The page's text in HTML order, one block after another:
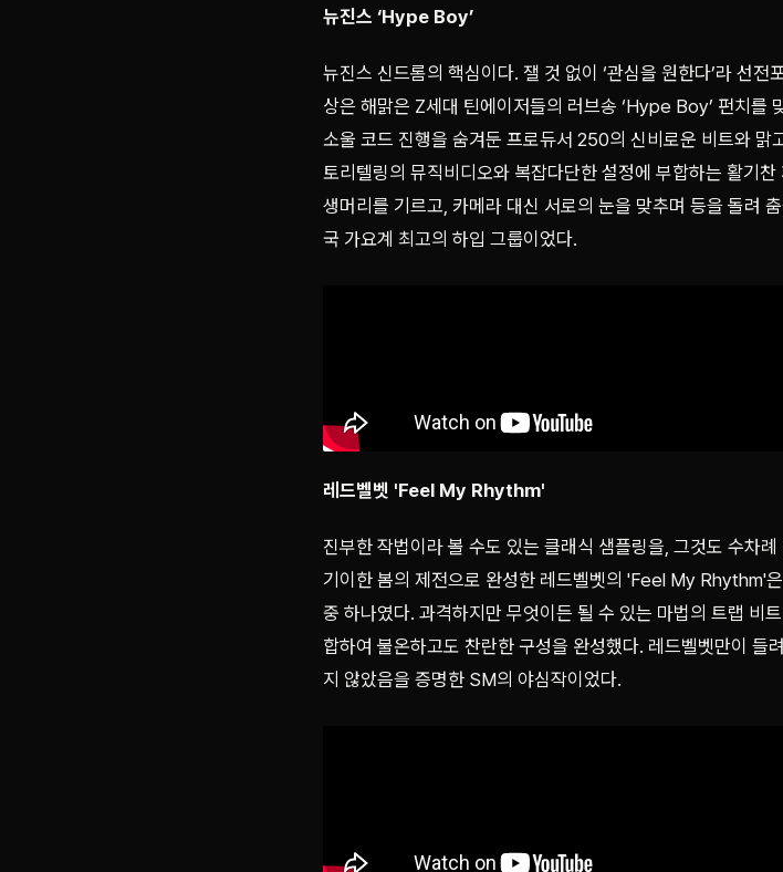
뉴진스 ‘Hype Boy’
뉴진스 신드롬의 핵심이다. 잴 것 없이 ‘관심을 원한다’라 선
상은 해맑은 Z세대 틴에이저들의 러브송 ‘Hype Boy’ 펀치를
소울 코드 진행을 숨겨둔 프로듀서 250의 신비로운 비트와 맑
토리텔링의 뮤직비디오와 복잡다단한 설정에 부합하는 활기
생머리를 기르고, 카메라 대신 서로의 눈을 맞추며 등을 돌려
국 가요계 최고의 하입 그룹이었다.
레드벨벳 'Feel My Rhythm'
진부한 작법이라 볼 수도 있는 클래식 샘플링을, 그것도 수차
기이한 봄의 제전으로 완성한 레드벨벳의 'Feel My Rhythm'
중 하나였다. 과격하지만 무엇이든 될 수 있는 마법의 트랩 비
합하여 불온하고도 찬란한 구성을 완성했다. 레드벨벳만이 들
지 않았음을 증명한 SM의 야심작이었다.